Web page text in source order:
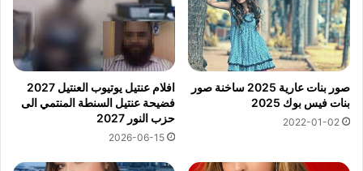
صور بنات عارية 2025 ساخنة صور
بنات فيس بوك 2025
2022-01-02
افلام عنتيل يوتيوب العنتيل 2027
فضيحة عنتيل السنطة المنتمي الى
حزب النور 2027
2026-06-15